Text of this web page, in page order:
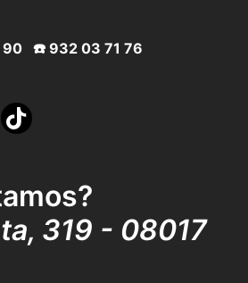
90 ☎️ 932 03 71 76
319 - 08017